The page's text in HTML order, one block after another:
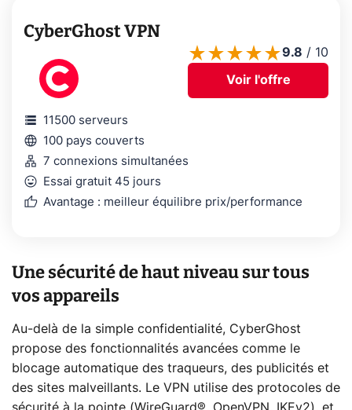
CyberGhost VPN
storage 11500 serveurs
language 100 pays couverts
lan 7 connexions simultanées
mood Essai gratuit 45 jours
thumb_up Avantage : meilleur équilibre prix/performance
9.8 / 10
Voir l'offre
Une sécurité de haut niveau sur tous
vos appareils
Au-delà de la simple confidentialité, CyberGhost
propose des fonctionnalités avancées comme le
blocage automatique des traqueurs, des publicités et
des sites malveillants. Le VPN utilise des protocoles de